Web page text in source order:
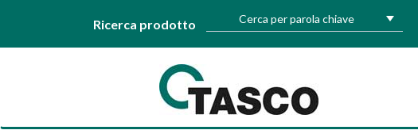
Ricerca prodotto Cerca per parola chiave